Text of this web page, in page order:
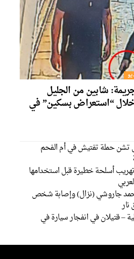
شابين من الجليل
بسكين” في
تفتيش في أم الفحم
خطيرة قبل استخدامها
(نزال) وإصابة شخص
في انفجار سيارة في